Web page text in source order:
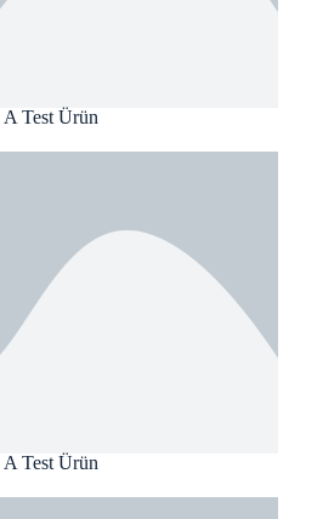
A Test Ürün
A Test Ürün